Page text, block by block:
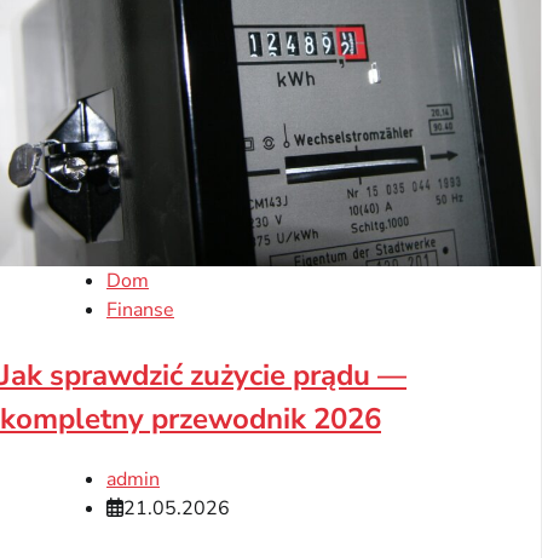
Dom
Finanse
Jak sprawdzić zużycie prądu —
kompletny przewodnik 2026
admin
21.05.2026